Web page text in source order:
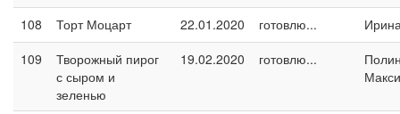
108
Торт Моцарт 22.01.2020 готовлю...
109
Творожный пирог
с сыром и
зеленью
19.02.2020 готовлю...